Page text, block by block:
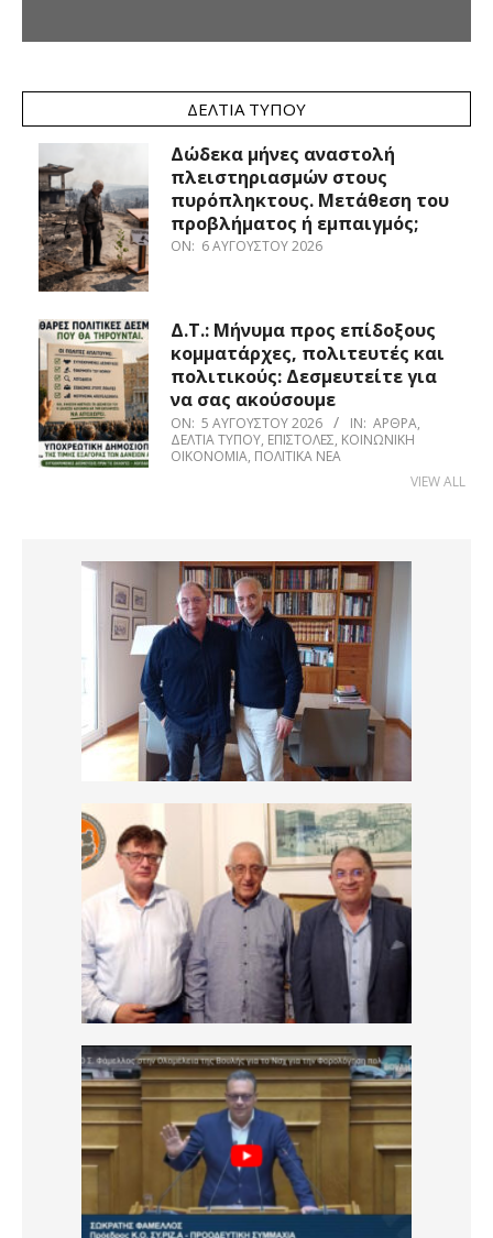
ΔΕΛΤΊΑ ΤΎΠΟΥ
Δώδεκα μήνες αναστολή
πλειστηριασμών στους
πυρόπληκτους. Μετάθεση του
προβλήματος ή εμπαιγμός;
ON: 6 ΑΥΓΟΎΣΤΟΥ 2026
Δ.Τ.: Μήνυμα προς επίδοξους
κομματάρχες, πολιτευτές και
πολιτικούς: Δεσμευτείτε για
να σας ακούσουμε
ON: 5 ΑΥΓΟΎΣΤΟΥ 2026 IN: ΆΡΘΡΑ,
ΔΕΛΤΊΑ ΤΎΠΟΥ, ΕΠΙΣΤΟΛΈΣ, ΚΟΙΝΩΝΙΚΉ
ΟΙΚΟΝΟΜΊΑ, ΠΟΛΙΤΙΚΆ ΝΈΑ
VIEW ALL